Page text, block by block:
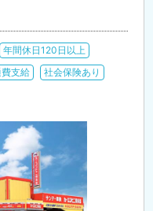
年間休日120日以上
支給
社会保険あり